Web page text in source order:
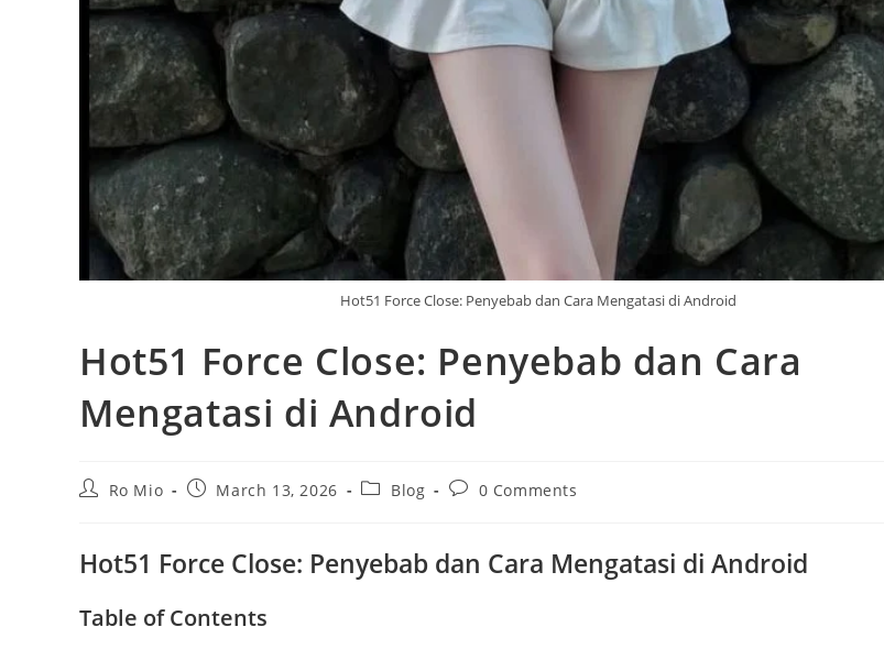
Hot51 Force Close: Penyebab dan Cara Mengatasi di Android
Hot51 Force Close: Penyebab dan Cara
Mengatasi di Android
PostRo Mio
PostMarch 13, 2026
PostBlog
Post0 Comments
Hot51 Force Close: Penyebab dan Cara Mengatasi di Android
Table of Contents